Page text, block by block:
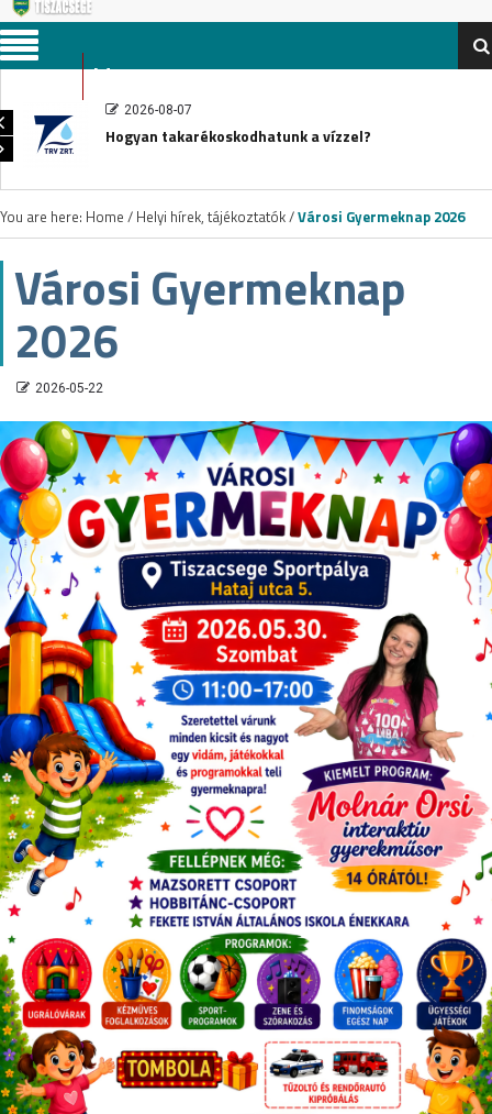
Menu
2026-08-07
Hogyan takarékoskodhatunk a vízzel?
You are here: Home / Helyi hírek, tájékoztatók/Városi Gyermeknap 2026
Városi Gyermeknap
2026
2026-05-22